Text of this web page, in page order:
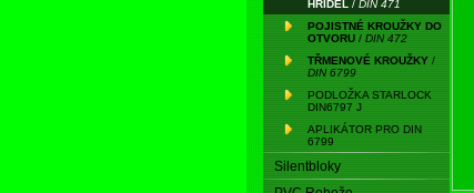
HŘÍDEL / DIN 471
POJISTNÉ KROUŽKY DO
OTVORU / DIN 472
TŘMENOVÉ KROUŽKY /
DIN 6799
PODLOŽKA STARLOCK
DIN6797 J
APLIKÁTOR PRO DIN
6799
Silentbloky